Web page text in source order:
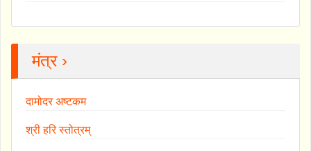
मंत्र ›
दामोदर अष्टकम
श्री हरि स्तोत्रम्